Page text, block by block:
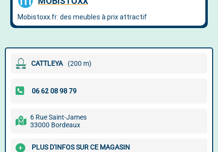
CATTLEYA (200 m)
6 Rue Saint-James
33000 Bordeaux
PLUS D'INFOS SUR CE MAGASIN